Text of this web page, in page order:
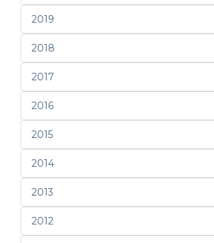
2019
2018
2017
2016
2015
2014
2013
2012